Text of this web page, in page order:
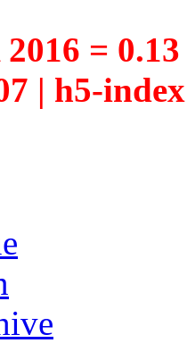
2016 =
| h5-